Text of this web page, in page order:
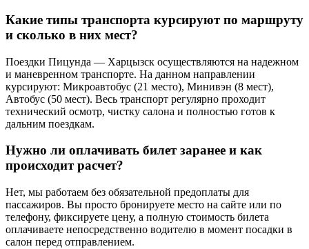
Какие типы транспорта курсируют по маршруту
и сколько в них мест?
Поездки Пицунда — Харцызск осуществляются на надежном
и маневренном транспорте. На данном направлении
курсируют: Микроавтобус (21 место), Минивэн (8 мест),
Автобус (50 мест). Весь транспорт регулярно проходит
технический осмотр, чистку салона и полностью готов к
дальним поездкам.
Нужно ли оплачивать билет заранее и как
происходит расчет?
Нет, мы работаем без обязательной предоплаты для
пассажиров. Вы просто бронируете место на сайте или по
телефону, фиксируете цену, а полную стоимость билета
оплачиваете непосредственно водителю в момент посадки в
салон перед отправлением.